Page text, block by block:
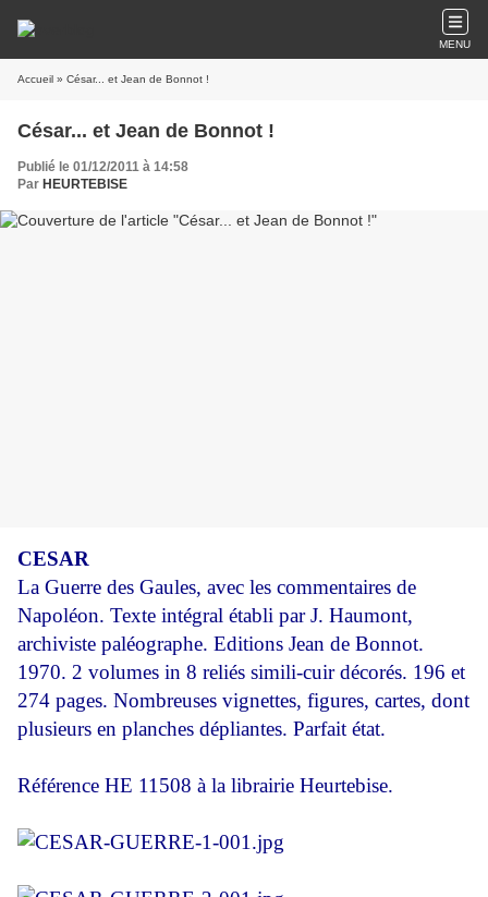
MENU
Accueil » César... et Jean de Bonnot !
César... et Jean de Bonnot !
Publié le 01/12/2011 à 14:58
Par HEURTEBISE
CESAR
La Guerre des Gaules, avec les commentaires de
Napoléon. Texte intégral établi par J. Haumont,
archiviste paléographe. Editions Jean de Bonnot.
1970. 2 volumes in 8 reliés simili-cuir décorés. 196 et
274 pages. Nombreuses vignettes, figures, cartes, dont
plusieurs en planches dépliantes. Parfait état.
Référence HE 11508 à la librairie Heurtebise.